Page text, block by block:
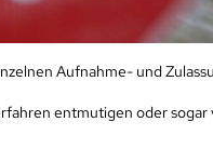
Aufnahme- und
entmutigen oder sogar